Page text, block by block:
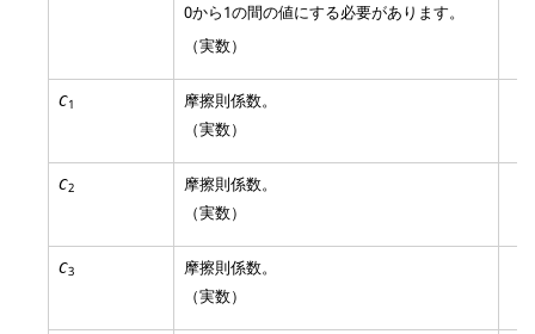
0から1の間の値にする必要があります。
（実数）
C1 摩擦則係数。
（実数）
C2 摩擦則係数。
（実数）
C3 摩擦則係数。
（実数）